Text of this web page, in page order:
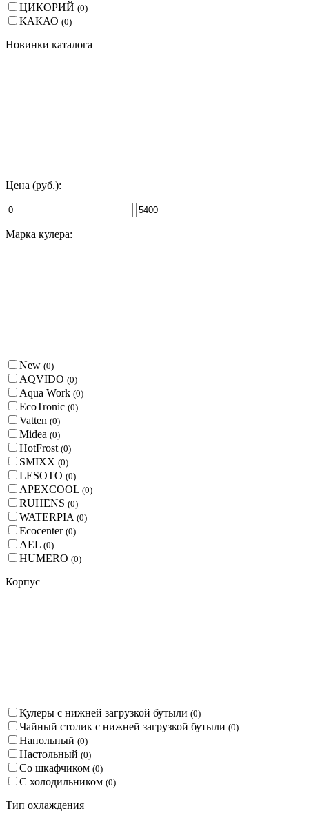
ЦИКОРИЙ (0)
КАКАО (0)
Новинки каталога
Цена (руб.):
Марка кулера:
New (0)
AQVIDO (0)
Aqua Work (0)
EcoTronic (0)
Vatten (0)
Midea (0)
HotFrost (0)
SMIXX (0)
LESOTO (0)
APEXCOOL (0)
RUHENS (0)
WATERPIA (0)
Ecocenter (0)
AEL (0)
HUMERO (0)
Корпус
Кулеры с нижней загрузкой бутыли (0)
Чайный столик с нижней загрузкой бутыли (0)
Напольный (0)
Настольный (0)
Со шкафчиком (0)
С холодильником (0)
Тип охлаждения